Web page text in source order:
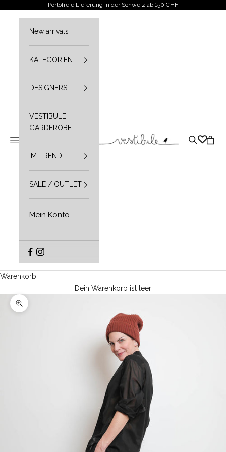
Zum Inhalt springenPortofreie Lieferung in der Schweiz ab 150 CHF
Vestibule
Navigationsmenü öffnen Suche
New arrivals
KATEGORIEN
DESIGNERS
VESTIBULE
GARDEROBE
IM TREND
SALE / OUTLET
Mein Konto
Warenkorb
Dein Warenkorb ist leer
Bild vergrößern